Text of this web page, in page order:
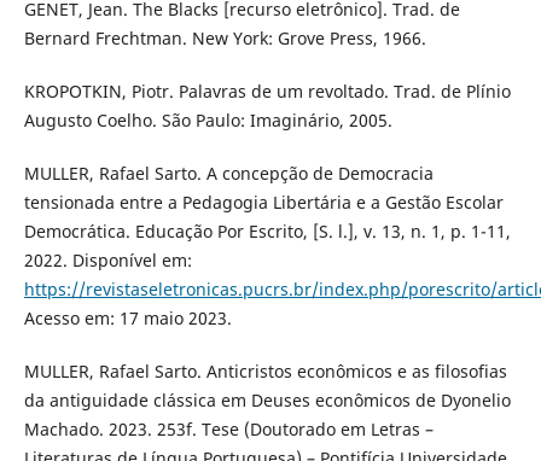
GENET, Jean. The Blacks [recurso eletrônico]. Trad. de
Bernard Frechtman. New York: Grove Press, 1966.
KROPOTKIN, Piotr. Palavras de um revoltado. Trad. de Plínio
Augusto Coelho. São Paulo: Imaginário, 2005.
MULLER, Rafael Sarto. A concepção de Democracia
tensionada entre a Pedagogia Libertária e a Gestão Escolar
Democrática. Educação Por Escrito, [S. l.], v. 13, n. 1, p. 1-11,
2022. Disponível em:
https://revistaseletronicas.pucrs.br/index.php/porescrito/
Acesso em: 17 maio 2023.
MULLER, Rafael Sarto. Anticristos econômicos e as filosofias
da antiguidade clássica em Deuses econômicos de Dyonelio
Machado. 2023. 253f. Tese (Doutorado em Letras –